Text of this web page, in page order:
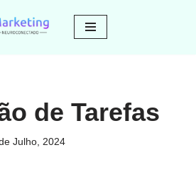
de Tarefas
Julho, 2024